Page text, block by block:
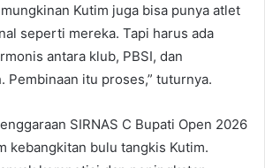
Kutim juga bisa punya atlet
seperti mereka. Tapi harus ada
antara klub, PBSI, dan
Pembinaan itu proses,” tuturnya.
SIRNAS C Bupati Open 2026
kebangkitan bulu tangkis Kutim.